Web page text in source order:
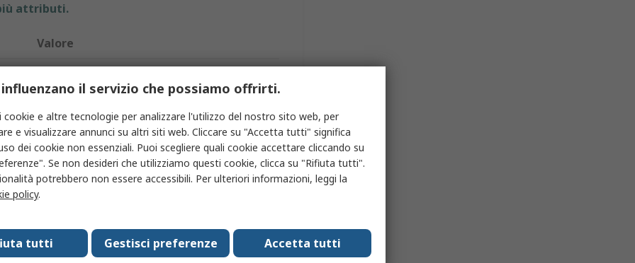
attributi.
Valore
4
4
915mm
180mm
il servizio che possiamo offrirti.
cookie e altre tecnologie per analizzare l'utilizzo del nostro sito web, per
e visualizzare annunci su altri siti web. Cliccare su "Accetta tutti" significa
dei cookie non essenziali. Puoi scegliere quali cookie accettare cliccando su
Se non desideri che utilizziamo questi cookie, clicca su "Rifiuta tutti".
potrebbero non essere accessibili. Per ulteriori informazioni, leggi la
policy.
Accetta tutti
Gestisci preferenze
tutti